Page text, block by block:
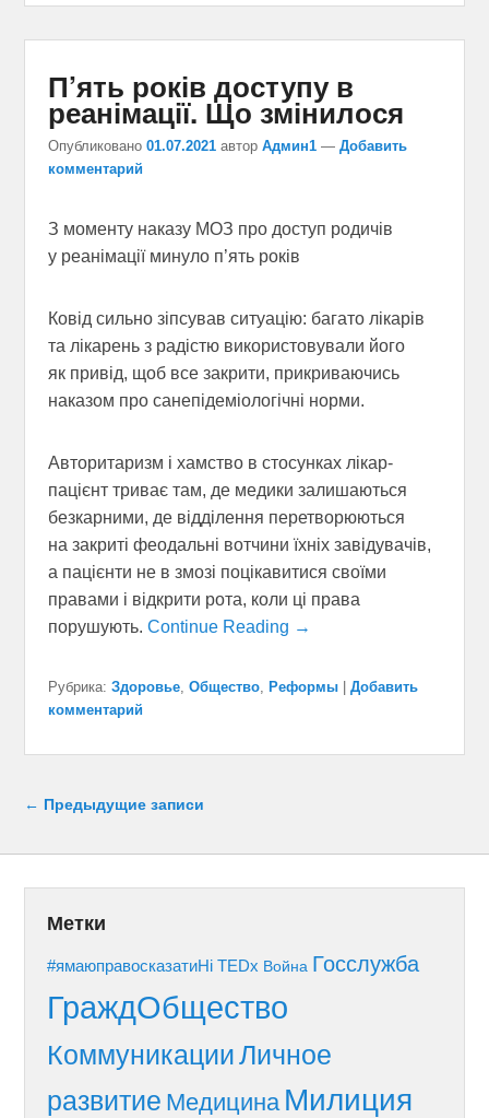
П’ять років доступу в
реанімації. Що змінилося
Опубликовано 01.07.2021 автор Админ1 — Добавить
комментарий
З моменту наказу МОЗ про доступ родичів
у реанімації минуло п’ять років
Ковід сильно зіпсував ситуацію: багато лікарів
та лікарень з радістю використовували його
як привід, щоб все закрити, прикриваючись
наказом про санепідеміологічні норми.
Авторитаризм і хамство в стосунках лікар-
пацієнт триває там, де медики залишаються
безкарними, де відділення перетворюються
на закриті феодальні вотчини їхніх завідувачів,
а пацієнти не в змозі поцікавитися своїми
правами і відкрити рота, коли ці права
порушують. Continue Reading →
Рубрика: Здоровье, Общество, Реформы | Добавить
комментарий
Навигация по записям
← Предыдущие записи
Метки
#ямаюправосказатиНі TEDx Война Госслужба
ГраждОбщество
Коммуникации Личное
развитие Медицина Милиция